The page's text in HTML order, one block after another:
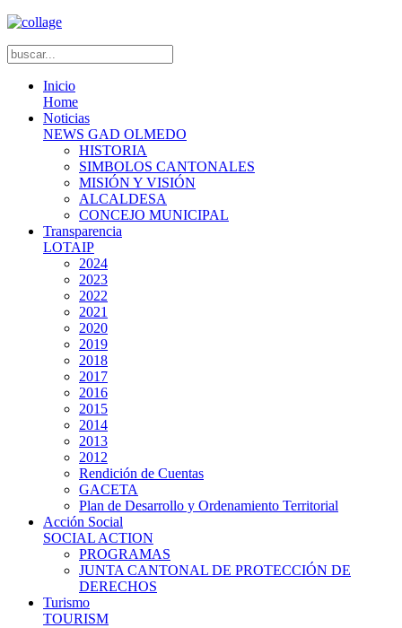
Inicio
Home
Noticias
NEWS GAD OLMEDO
HISTORIA
SIMBOLOS CANTONALES
MISIÓN Y VISIÓN
ALCALDESA
CONCEJO MUNICIPAL
Transparencia
LOTAIP
2024
2023
2022
2021
2020
2019
2018
2017
2016
2015
2014
2013
2012
Rendición de Cuentas
GACETA
Plan de Desarrollo y Ordenamiento Territorial
Acción Social
SOCIAL ACTION
PROGRAMAS
JUNTA CANTONAL DE PROTECCIÓN DE
DERECHOS
Turismo
TOURISM